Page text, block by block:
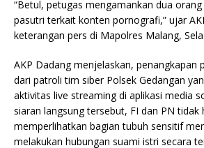
“Betul, petugas mengamankan dua
pasutri terkait konten pornografi,” ujar
keterangan pers di Mapolres Malang,
AKP Dadang menjelaskan, penangkapan
dari patroli tim siber Polsek Gedangan
aktivitas live streaming di aplikasi media
siaran langsung tersebut, FI dan PN tidak
memperlihatkan bagian tubuh sensitif
melakukan hubungan suami istri secara